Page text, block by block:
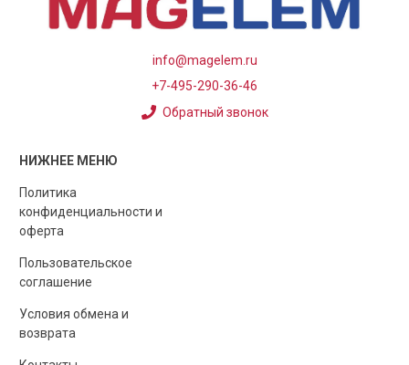
info@magelem.ru
+7-495-290-36-46
Обратный звонок
НИЖНЕЕ МЕНЮ
Политика
конфиденциальности и
оферта
Пользовательское
соглашение
Условия обмена и
возврата